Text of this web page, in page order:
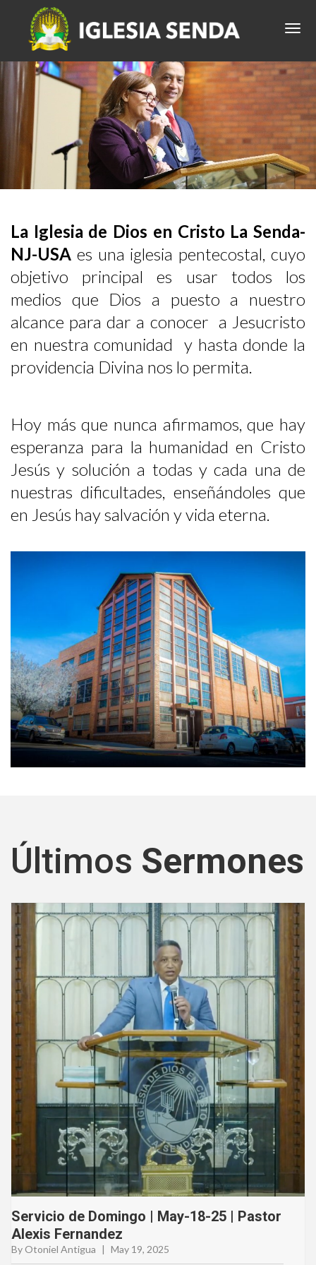
La Iglesia de Dios en Cristo La Senda-
NJ-USA es una iglesia pentecostal, cuyo
objetivo principal es usar todos los
medios que Dios a puesto a nuestro
alcance para dar a conocer a Jesucristo
en nuestra comunidad y hasta donde la
providencia Divina nos lo permita.
Hoy más que nunca afirmamos, que hay
esperanza para la humanidad en Cristo
Jesús y solución a todas y cada una de
nuestras dificultades, enseñándoles que
en Jesús hay salvación y vida eterna.
Últimos Sermones
Servicio de Domingo | May-18-25 | Pastor
Alexis Fernandez
By Otoniel Antigua | May 19, 2025